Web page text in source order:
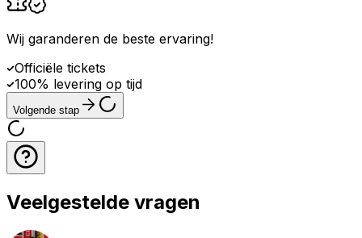
Wij garanderen de beste ervaring!
Officiële tickets
100% levering op tijd
Volgende stap
Veelgestelde vragen